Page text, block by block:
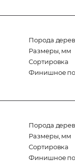
Порода
Размеры, мм
Сортировка
Финишное
Порода
Размеры, мм
Сортировка
Финишное